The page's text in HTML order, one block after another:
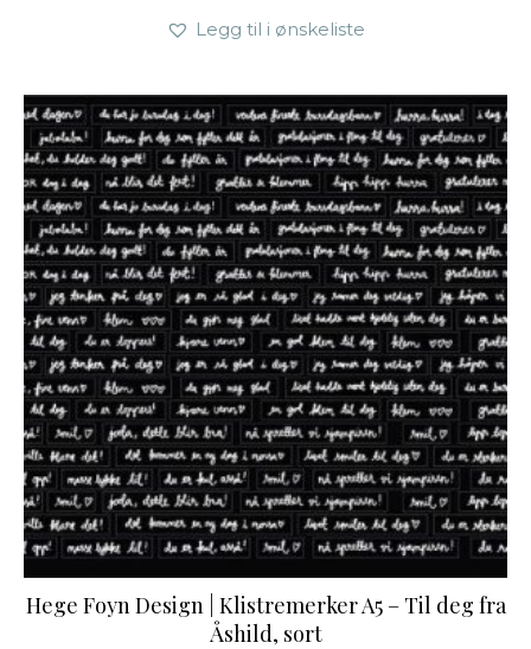
Legg til i ønskeliste
Hege Foyn Design | Klistremerker A5 – Til deg fra
Åshild, sort